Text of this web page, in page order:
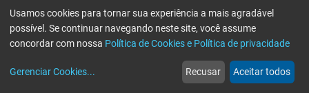
web
Notícias
more_horiz
Mais
Usamos cookies para tornar sua experiência a mais agradável
possível. Se continuar navegando neste site, você assume
concordar com nossa Política de Cookies e Política de privacidade
Gerenciar Cookies... Recusar Aceitar todos
Erro ao enviar informações, por favor tente novamente